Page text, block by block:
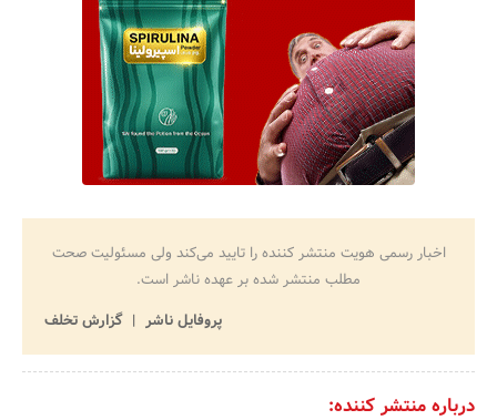
اخبار رسمی هویت منتشر کننده را تایید می‌کند ولی مسئولیت صحت
مطلب منتشر شده بر عهده ناشر است.
پروفایل ناشر
گزارش تخلف
درباره منتشر کننده: